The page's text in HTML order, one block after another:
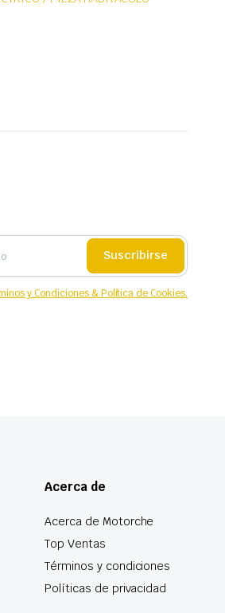
Suscribirse
y Condiciones & Política de Cookies.
Acerca de
Acerca de Motorche
Top Ventas
Términos y condiciones
Políticas de privacidad